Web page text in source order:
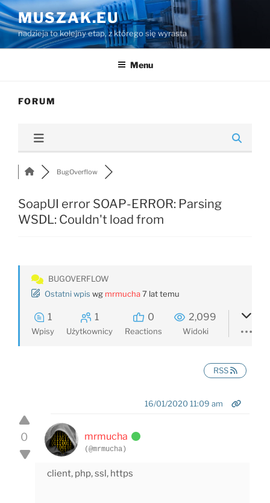
Przejdź
do
treści
MUSZAK.EU
nadzieja to kolejny etap, z którego się wyrasta
Menu
FORUM
BugOverflow
SoapUI error SOAP-ERROR: Parsing
WSDL: Couldn't load from
BUGOVERFLOW
Ostatni wpis wg mrmucha7 lat temu
1
Wpisy
1
Użytkownicy
0
Reactions
2,099
Widoki
RSS
0
16/01/2020 11:09 am
mrmucha
(@mrmucha)
client, php, ssl, https